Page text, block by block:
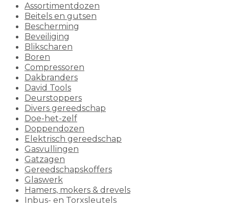
Assortimentdozen
Beitels en gutsen
Bescherming
Beveiliging
Blikscharen
Boren
Compressoren
Dakbranders
David Tools
Deurstoppers
Divers gereedschap
Doe-het-zelf
Doppendozen
Elektrisch gereedschap
Gasvullingen
Gatzagen
Gereedschapskoffers
Glaswerk
Hamers, mokers & drevels
Inbus- en Torxsleutels